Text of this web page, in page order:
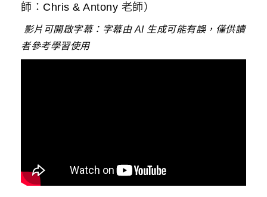
師： Chris & Antony 老師）
影片可開啟字幕：字幕由 AI 生成可能有誤，僅供讀
者參考學習使用